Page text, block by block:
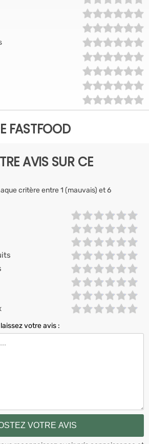
FASTFOOD
AVIS SUR CE
critère entre 1 (mauvais) et 6
votre avis :